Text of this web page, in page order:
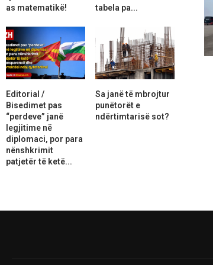
as matematikë!
tabela pa...
Editorial /
Bisedimet pas
“perdeve” janë
legjitime në
diplomaci, por para
nënshkrimit
patjetër të ketë...
Sa janë të mbrojtur
punëtorët e
ndërtimtarisë sot?